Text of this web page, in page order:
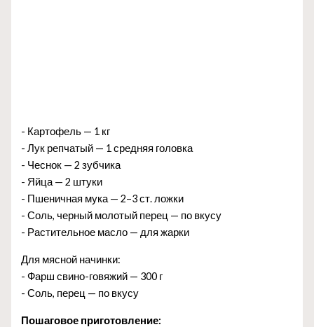
- Картофель — 1 кг
- Лук репчатый — 1 средняя головка
- Чеснок — 2 зубчика
- Яйца — 2 штуки
- Пшеничная мука — 2–3 ст. ложки
- Соль, черный молотый перец — по вкусу
- Растительное масло — для жарки
Для мясной начинки:
- Фарш свино-говяжий — 300 г
- Соль, перец — по вкусу
Пошаговое приготовление: